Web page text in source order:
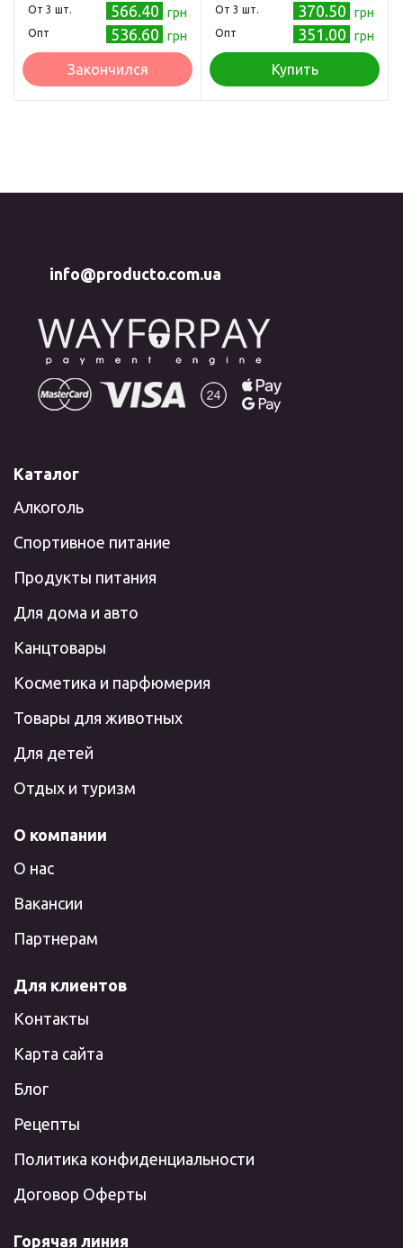
Oт 3 шт. 566.40 грн
Опт 536.60 грн
Закончился
Oт 3 шт. 370.50 грн
Опт 351.00 грн
Купить
info@producto.com.ua
Каталог
Алкоголь
Спортивное питание
Продукты питания
Для дома и авто
Канцтовары
Косметика и парфюмерия
Товары для животных
Для детей
Отдых и туризм
О компании
О нас
Вакансии
Партнерам
Для клиентов
Контакты
Карта сайта
Блог
Рецепты
Политика конфиденциальности
Договор Оферты
Горячая линия